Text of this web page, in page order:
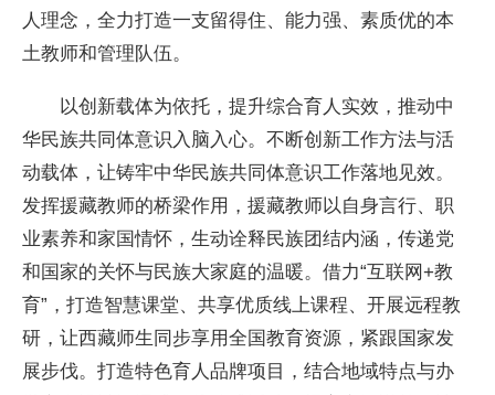
人理念，全力打造一支留得住、能力强、素质优的本
土教师和管理队伍。
以创新载体为依托，提升综合育人实效，推动中
华民族共同体意识入脑入心。不断创新工作方法与活
动载体，让铸牢中华民族共同体意识工作落地见效。
发挥援藏教师的桥梁作用，援藏教师以自身言行、职
业素养和家国情怀，生动诠释民族团结内涵，传递党
和国家的关怀与民族大家庭的温暖。借力“互联网+教
育”，打造智慧课堂、共享优质线上课程、开展远程教
研，让西藏师生同步享用全国教育资源，紧跟国家发
展步伐。打造特色育人品牌项目，结合地域特点与办